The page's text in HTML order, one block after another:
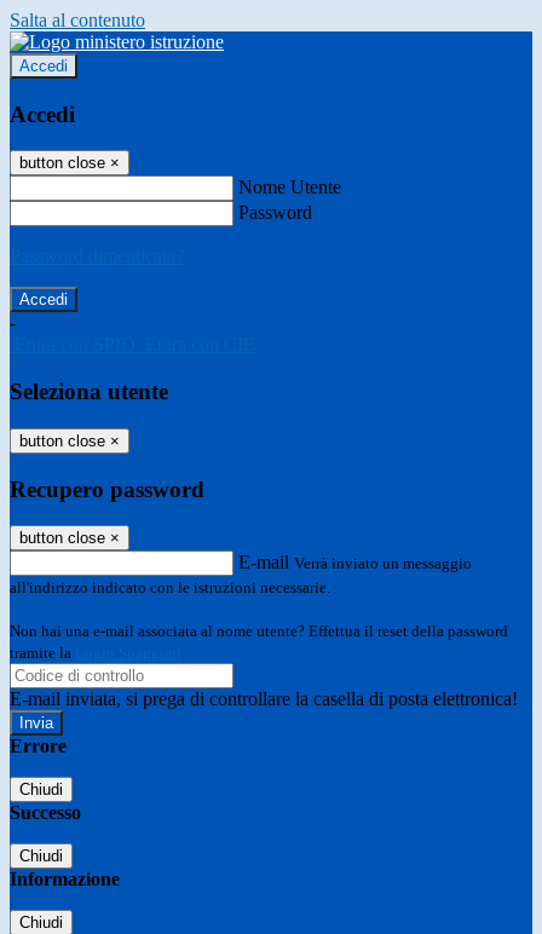
Salta al contenuto
Accedi
Accedi
button close ×
Nome Utente
Password
-
Seleziona utente
button close ×
Recupero password
button close ×
E-mail Verrà inviato un messaggio
all'indirizzo indicato con le istruzioni necessarie.
Non hai una e-mail associata al nome utente? Effettua il reset della password
tramite la
E-mail inviata, si prega di controllare la casella di posta elettronica!
Errore
Chiudi
Successo
Chiudi
Informazione
Chiudi